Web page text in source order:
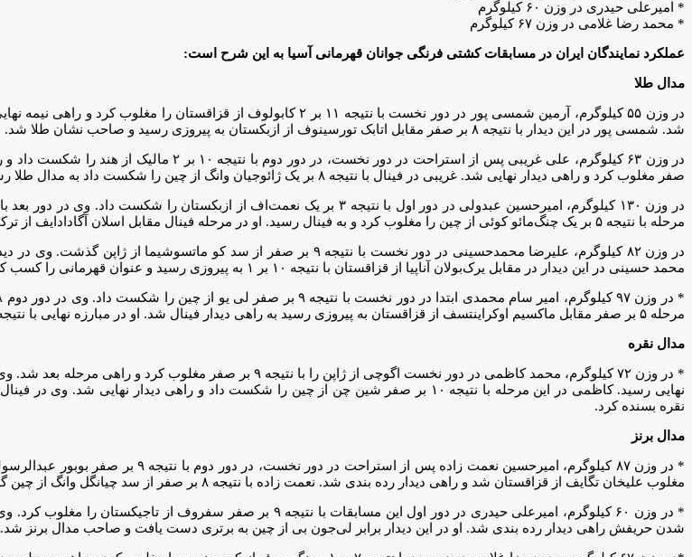
* امیرعلی حیدری در وزن ۶۰ کیلوگرم
* محمد رضا غلامی در وزن ۶۷ کیلوگرم
عملکرد نمایندگان ایران در مسابقات کشتی فرنگی جوانان قهرمانی آسیا به این شرح است:
مدال طلا
شد. شمسی پور در این دیدار با نتیجه ۸ بر صفر مقابل اتابک تورسینوف از ازبکستان به پیروزی رسید و صاحب نشان طلا شد.
صفر مغلوب کرد و راهی دیدار نهایی شد. غریبی در فینال با نتیجه ۸ بر یک ژائوجیان وانگ از چین را شکست داد به مدال طلا رسید.
مرحله با نتیجه ۵ بر یک چنگ‌مائو کوئی از چین را مغلوب کرد و به فینال رسید. او در مرحله فینال مقابل اسلان آگادادایف از ترکمنستان رفت که با نتیجه ۷ بر یک پیروز و صاحب مدال طلا شد.
محمد حسینی در این دیدار در مقابل یرک‌بولان آناپیا از قزاقستان با نتیجه ۱۰ بر ۱ به پیروزی رسید و عنوان قهرمانی را کسب کرد.
مرحله ۵ بر صفر مقابل ماکسیم اوکراینتسف از قزاقستان به پیروزی رسید به راهی دیدار فینال شد. او در مبارزه نهایی با نتیجه ۸ بر صفر رانا از هند را شکست داد و قهرمان شد.
مدال نقره
نقره بسنده کرد.
مدال برنز
مغلوب علیخان تگایف از قزاقستان شد و راهی دیدار رده بندی شد. نعمت زاده با نتیجه ۸ بر صفر از سد چیانگل وانگ از چین گذشت و صاحب مدال برنز شد.
شدن حریفش راهی دیدار رده بندی شد. او در این دیدار برابر لی‌جون بی از چین به برتری دست یافت و صاحب مدال برنز شد.